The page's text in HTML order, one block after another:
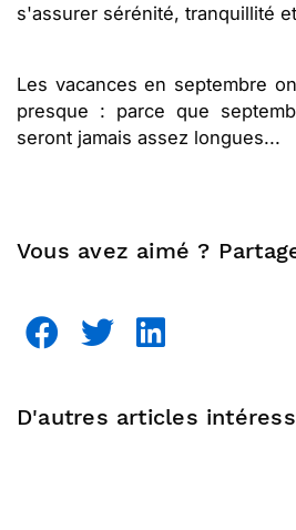
s'assurer sérénité, tranquillité
Les vacances en septembre
presque : parce que
seront jamais assez longues...
Vous avez aimé ?
D'autres articles